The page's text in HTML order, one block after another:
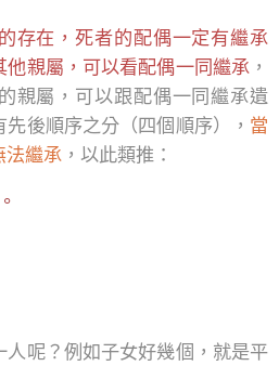
存在，死者的配偶一定有繼承
親屬，可以看配偶一同繼承 ，
親屬，可以跟配偶一同繼承遺
後順序之分（四個順序）， 當
法繼承 ，以此類推：
呢？例如子女好幾個，就是平